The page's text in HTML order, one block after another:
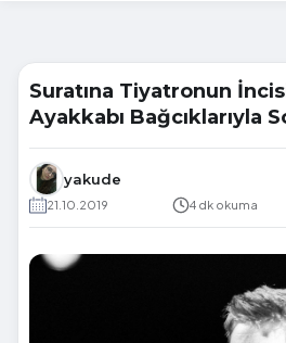
Suratına Tiyatronun
Ayakkabı Bağcıklarıyla
yakude
21.10.2019 4 dk okuma